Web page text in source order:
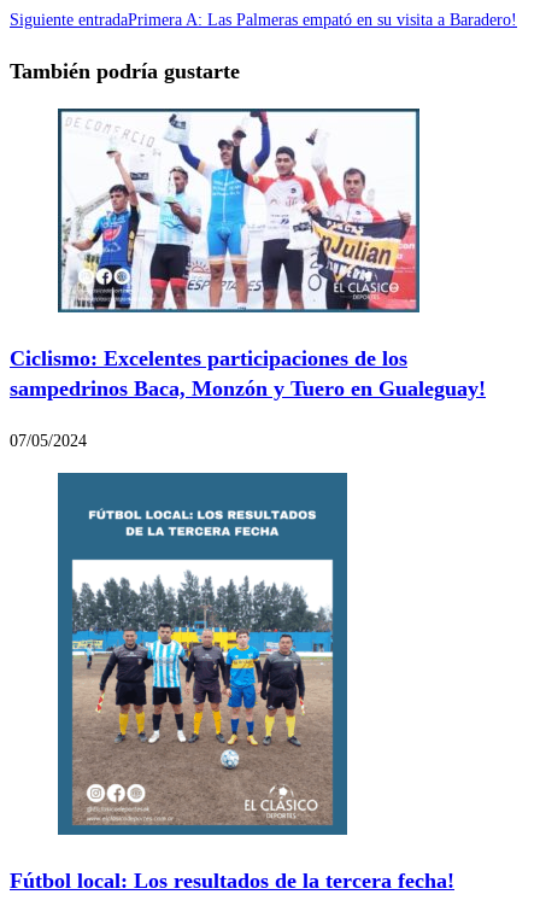
Siguiente entradaPrimera A: Las Palmeras empató en su visita a Baradero!
También podría gustarte
Ciclismo: Excelentes participaciones de los
sampedrinos Baca, Monzón y Tuero en Gualeguay!
07/05/2024
Fútbol local: Los resultados de la tercera fecha!